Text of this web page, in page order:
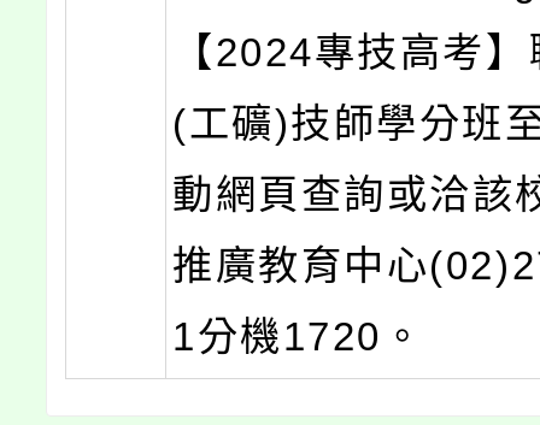
【2024專技高考
(工礦)技師學分班
動網頁查詢或洽該
推廣教育中心
1分機1720。